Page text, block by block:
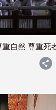
自然 尊重死